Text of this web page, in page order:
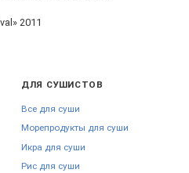
2011
ДЛЯ СУШИСТОВ
Все для суши
Морепродукты для суши
Икра для суши
Рис для суши